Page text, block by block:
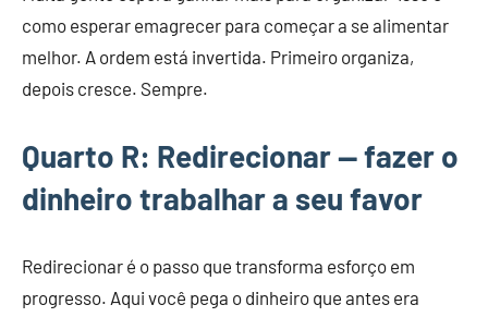
como esperar emagrecer para começar a se alimentar
melhor. A ordem está invertida. Primeiro organiza,
depois cresce. Sempre.
Quarto R: Redirecionar — fazer o
dinheiro trabalhar a seu favor
Redirecionar é o passo que transforma esforço em
progresso. Aqui você pega o dinheiro que antes era